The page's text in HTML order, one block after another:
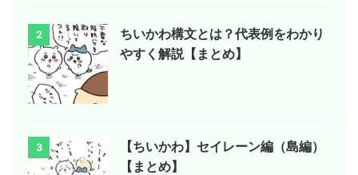
2
ちいかわ構文とは？代表例をわかり
やすく解説【まとめ】
3
【ちいかわ】セイレーン編（島編）
【まとめ】